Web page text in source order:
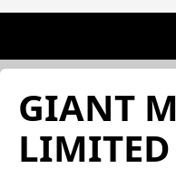
GIANT
LIMITED